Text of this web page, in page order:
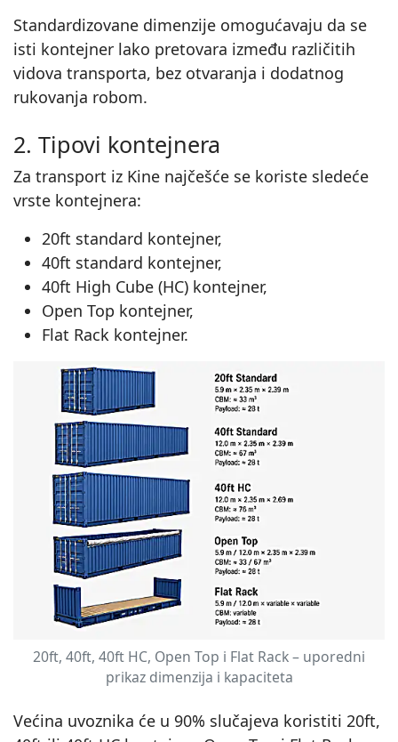
Standardizovane dimenzije omogućavaju da se
isti kontejner lako pretovara između različitih
vidova transporta, bez otvaranja i dodatnog
rukovanja robom.
2. Tipovi kontejnera
Za transport iz Kine najčešće se koriste sledeće
vrste kontejnera:
20ft standard kontejner,
40ft standard kontejner,
40ft High Cube (HC) kontejner,
Open Top kontejner,
Flat Rack kontejner.
20ft, 40ft, 40ft HC, Open Top i Flat Rack – uporedni
prikaz dimenzija i kapaciteta
Većina uvoznika će u 90% slučajeva koristiti 20ft,